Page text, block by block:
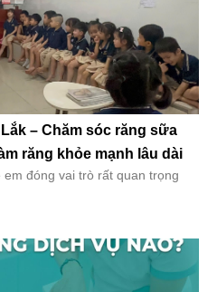
– Chăm sóc răng sữa
răng khỏe mạnh lâu dài
đóng vai trò rất quan trọng